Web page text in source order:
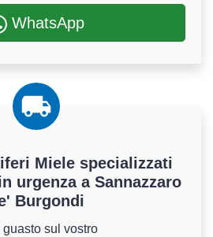
WhatsApp
Miele specializzati
urgenza a Sannazzaro
Burgondi
sul vostro